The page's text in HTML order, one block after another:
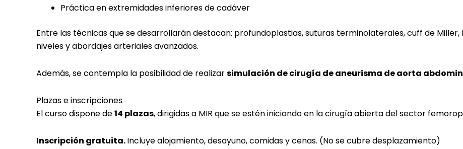
Práctica en extremidades inferiores de cadáver
Entre las técnicas que se desarrollarán destacan: profundoplastias, suturas terminolaterales, cuff de
niveles y abordajes arteriales avanzados.
Además, se contempla la posibilidad de realizarsimulación de cirugía de aneurisma de aorta
Plazas e inscripciones
El curso dispone de14 plazas, dirigidas a MIR que se estén iniciando en la cirugía abierta del sector
Inscripción gratuita.Incluye alojamiento, desayuno, comidas y cenas. (No se cubre desplazamiento)